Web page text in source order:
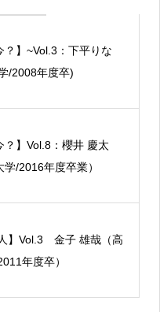
？】~Vol.3：下平りな
/2008年度卒)
？】Vol.8：櫻井 慶太
学/2016年度卒業）
】Vol.3 金子 雄哉（高
年度卒）